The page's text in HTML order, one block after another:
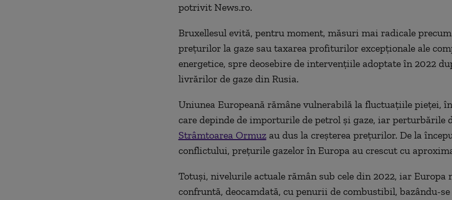
potrivit News.ro.
Bruxellesul evită, pentru moment, măsuri mai radicale
preţurilor la gaze sau taxarea profiturilor excepţionale ale
energetice, spre deosebire de intervenţiile adoptate în 2022
livrărilor de gaze din Rusia.
Uniunea Europeană rămâne vulnerabilă la fluctuaţiile pieţei,
care depinde de importurile de petrol şi gaze, iar perturbările
Strâmtoarea Ormuzau dus la creşterea preţurilor. De la
conflictului, preţurile gazelor în Europa au crescut cu
Totuşi, nivelurile actuale rămân sub cele din 2022, iar Europa
confruntă, deocamdată, cu penurii de combustibil, bazându-